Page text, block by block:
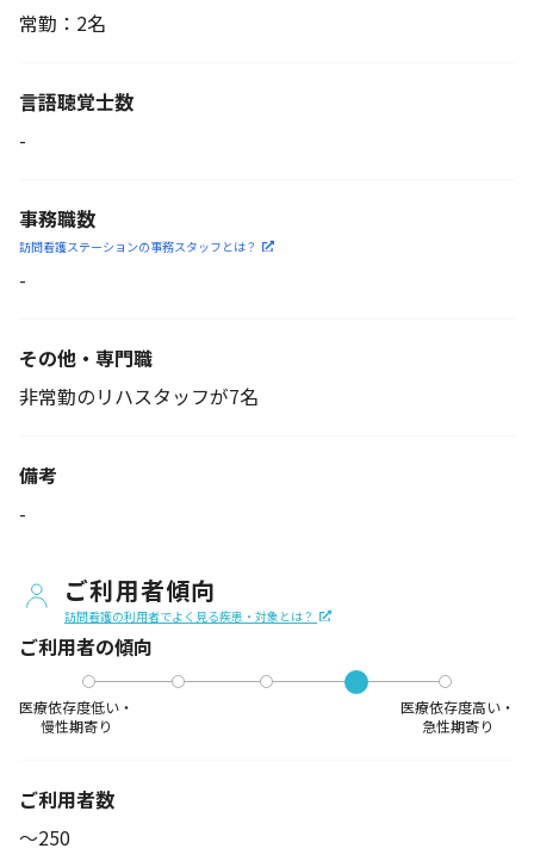
常勤：2名
言語聴覚士数
-
事務職数
訪問看護ステーションの事務スタッフとは？
-
その他・専門職
非常勤のリハスタッフが7名
備考
-
ご利用者傾向
訪問看護の利用者でよく見る疾患・対象とは？
ご利用者の傾向
医療依存度低い・
慢性期寄り
医療依存度高い・
急性期寄り
ご利用者数
〜250